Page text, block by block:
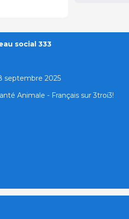
social 333
septembre 2025
Animale - Français sur 3troi3!